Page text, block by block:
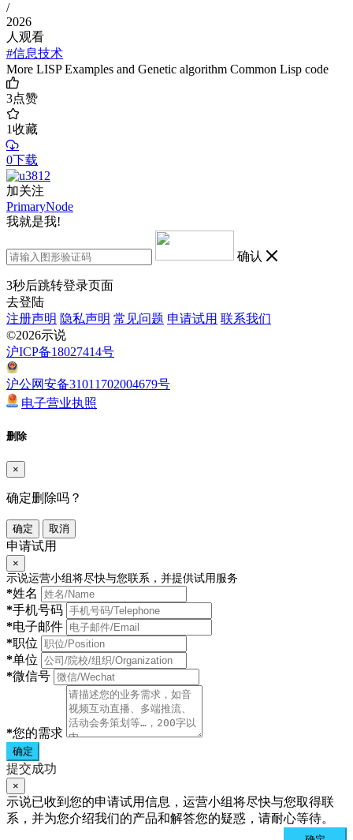
/
2026
人观看
#信息技术
More LISP Examples and Genetic algorithm Common Lisp code
3点赞
1收藏
0下载
加关注
PrimaryNode
我就是我!
确认
3秒后跳转登录页面
去登陆
注册声明 隐私声明 常见问题 申请试用 联系我们
©2026示说
沪ICP备18027414号
沪公网安备31011702004679号
电子营业执照
删除
×
确定删除吗？
确定 取消
申请试用
×
示说运营小组将尽快与您联系，并提供试用服务
*姓名
*手机号码
*电子邮件
*职位
*单位
*微信号
*您的需求
确定
提交成功
×
示说已收到您的申请试用信息，运营小组将尽快与您取得联
系，并为您介绍我们的产品和解答您的疑惑，请耐心等待。